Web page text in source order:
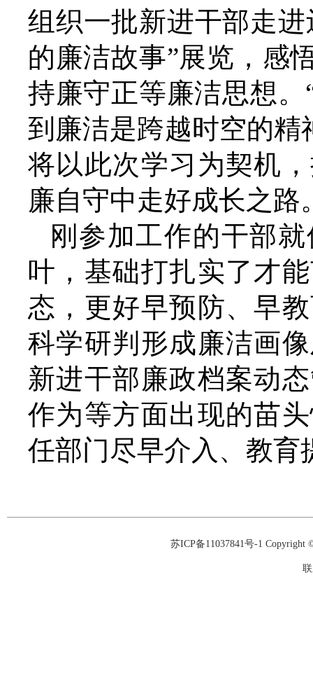
组织一批新进干部走
的廉洁故事”展览，感
持廉守正等廉洁思想
到廉洁是跨越时空的精
将以此次学习为契机
廉自守中走好成长之路
刚参加工作的干部
叶，基础打扎实了才
态，更好早预防、早
科学研判形成廉洁画
新进干部廉政档案动
作为等方面出现的苗
任部门尽早介入、教育
苏ICP备11037841号-1 Copyright